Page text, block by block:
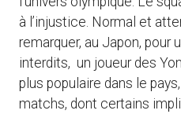
à l’injustice. Normal et
remarquer, au Japon, pour
interdits, un joueur des
plus populaire dans le
matchs, dont certains